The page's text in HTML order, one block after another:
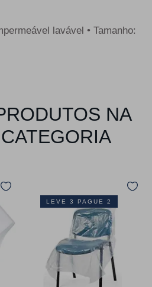
lavável • Tamanho:
NA
LEVE 3 PAGUE 2